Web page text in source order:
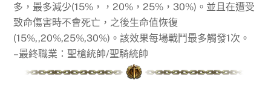
多，最多減少(15%，，20%，25%，30%)。並且在遭受
致命傷害時不會死亡，之後生命值恢復
(15%,,20%,25%,30%)。該效果每場戰鬥最多觸發1次。
–最終職業：聖槍統帥/聖騎統帥